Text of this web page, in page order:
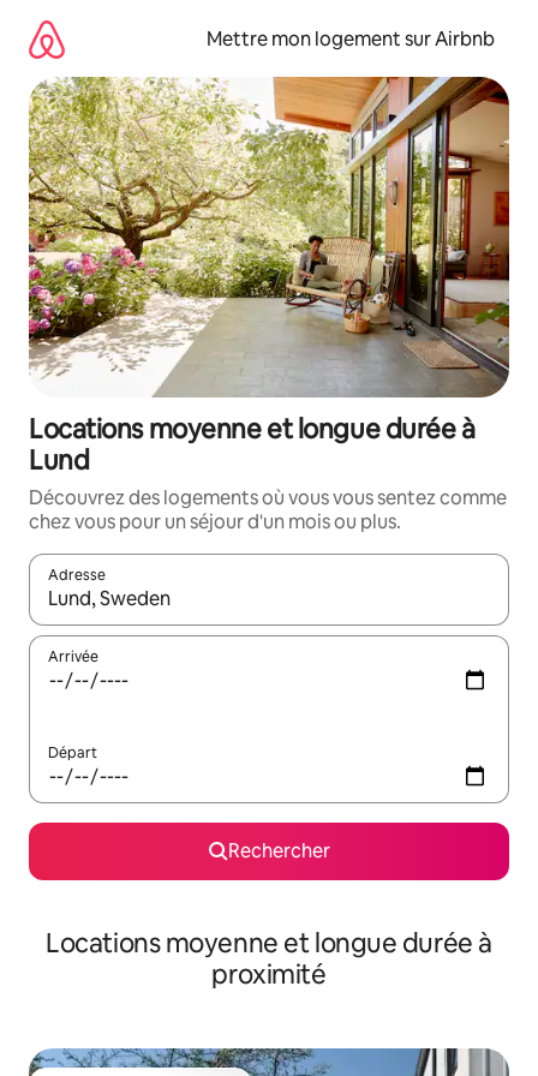
directement
contenu
Mettre mon logement sur Airbnb
Locations moyenne et longue durée à
Lund
Découvrez des logements où vous vous sentez comme
chez vous pour un séjour d'un mois ou plus.
Adresse
Lorsque les résultats s'affichent, utilisez les flèches vers le
Arrivée
Départ
Rechercher
Locations moyenne et longue durée à
proximité